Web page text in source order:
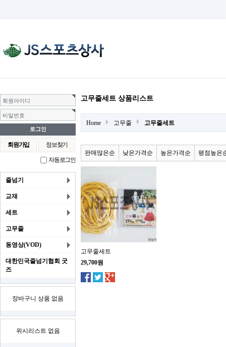
회원아이디
비밀번호
회원가입 정보찾기
자동로그인
줄넘기
교재
세트
고무줄
동영상(VOD)
대한민국줄넘기협회 굿
즈
장바구니 상품 없음
위시리스트 없음
고무줄세트 상품리스트
Home 고무줄 고무줄세트
판매많은순 낮은가격순 높은가격순 평점높은
고무줄세트
29,700원